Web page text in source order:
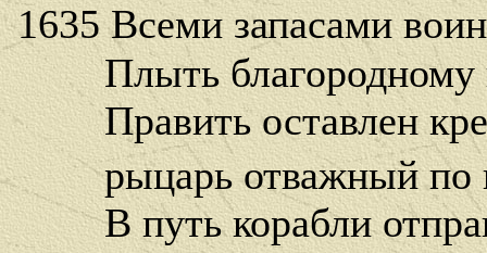
1635 Всеми запасами
Плыть благородному
Править оставлен
рыцарь отважный по
В путь корабли